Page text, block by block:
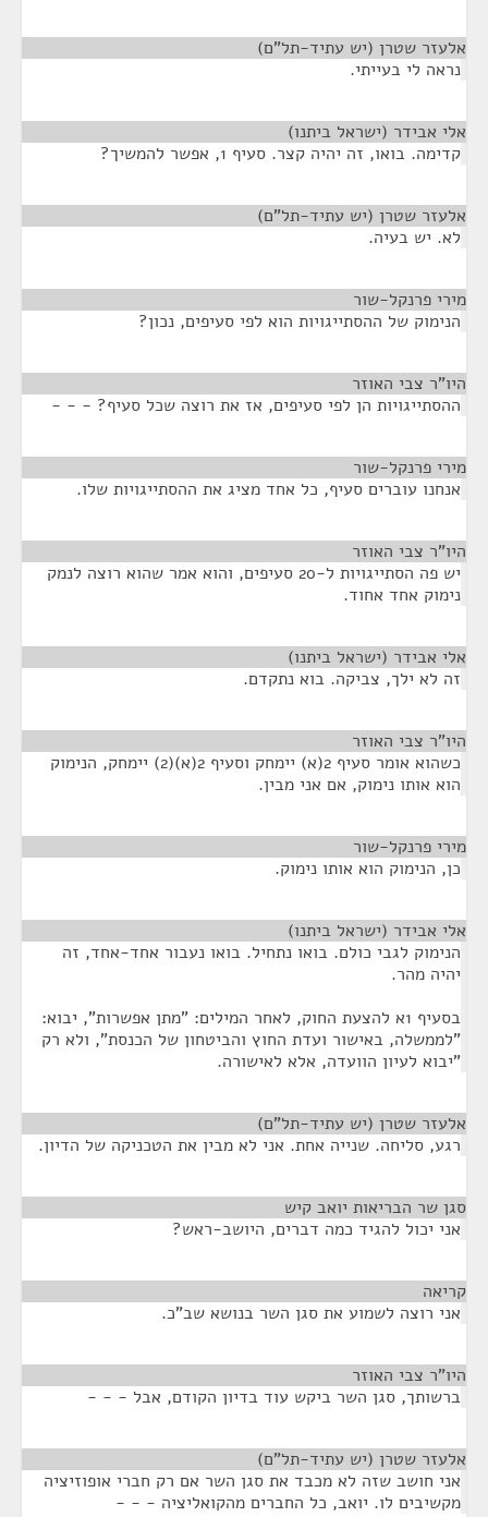
אלעזר שטרן (יש עתיד-תל"ם)
נראה לי בעייתי.
אלי אבידר (ישראל ביתנו)
קדימה. בואו, זה יהיה קצר. סעיף 1, אפשר להמשיך?
אלעזר שטרן (יש עתיד-תל"ם)
לא. יש בעיה.
מירי פרנקל-שור
הנימוק של ההסתייגויות הוא לפי סעיפים, נכון?
היו"ר צבי האוזר
ההסתייגויות הן לפי סעיפים, אז את רוצה שכל סעיף? - - -
מירי פרנקל-שור
אנחנו עוברים סעיף, כל אחד מציג את ההסתייגויות שלו.
היו"ר צבי האוזר
יש פה הסתייגויות ל-20 סעיפים, והוא אמר שהוא רוצה לנמק
נימוק אחד אחוד.
אלי אבידר (ישראל ביתנו)
זה לא ילך, צביקה. בוא נתקדם.
היו"ר צבי האוזר
כשהוא אומר סעיף 2(א) יימחק וסעיף 2(א)(2) יימחק, הנימוק
הוא אותו נימוק, אם אני מבין.
מירי פרנקל-שור
כן, הנימוק הוא אותו נימוק.
אלי אבידר (ישראל ביתנו)
הנימוק לגבי כולם. בואו נתחיל. בואו נעבור אחד-אחד, זה
יהיה מהר.
בסעיף 1א להצעת החוק, לאחר המילים: "מתן אפשרות", יבוא:
"לממשלה, באישור ועדת החוץ והביטחון של הכנסת", ולא רק
"יבוא לעיון הוועדה, אלא לאישורה.
אלעזר שטרן (יש עתיד-תל"ם)
רגע, סליחה. שנייה אחת. אני לא מבין את הטכניקה של הדיון.
סגן שר הבריאות יואב קיש
אני יכול להגיד כמה דברים, היושב-ראש?
קריאה
אני רוצה לשמוע את סגן השר בנושא שב"כ.
היו"ר צבי האוזר
ברשותך, סגן השר ביקש עוד בדיון הקודם, אבל - - -
אלעזר שטרן (יש עתיד-תל"ם)
אני חושב שזה לא מכבד את סגן השר אם רק חברי אופוזיציה
מקשיבים לו. יואב, כל החברים מהקואליציה - - -